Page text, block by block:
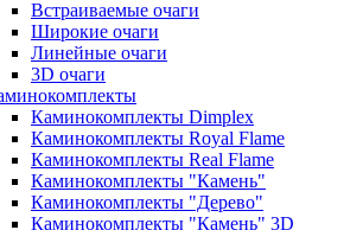
Встраиваемые очаги
Широкие очаги
Линейные очаги
3D очаги
Каминокомплекты Dimplex
Каминокомплекты Royal Flame
Каминокомплекты Real Flame
Каминокомплекты "Камень"
Каминокомплекты "Дерево"
Каминокомплекты "Камень" 3D